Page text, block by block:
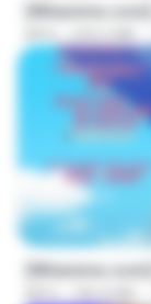
MP4 240.5 MB
186.8 MB